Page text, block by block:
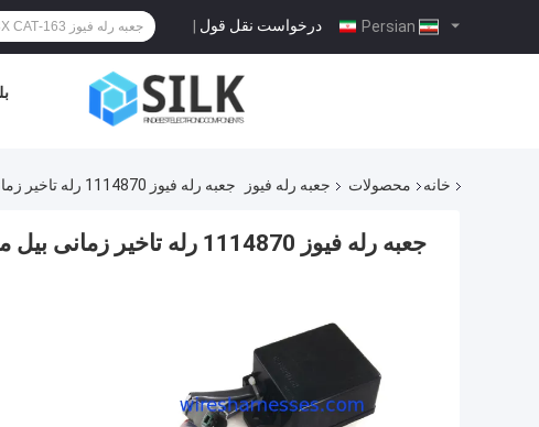
درخواست نقل قول |
خانه محصولات جعبه رله فیوز جعبه رله فیوز 1114870 رله تاخیر زمانی بیل مکانیکی CAT E320B E312B
جعبه رله فیوز 1114870 رله تاخیر زمانی بیل مکانیکی CAT E320B E312B